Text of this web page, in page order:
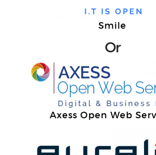
Smile
Or
Axess Open Web